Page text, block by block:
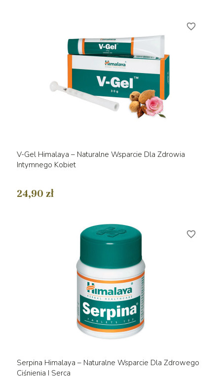
V-Gel Himalaya – Naturalne Wsparcie Dla Zdrowia
Intymnego Kobiet
24,90 zł
favorite_border
Serpina Himalaya – Naturalne Wsparcie Dla Zdrowego
Ciśnienia I Serca
favorite_border